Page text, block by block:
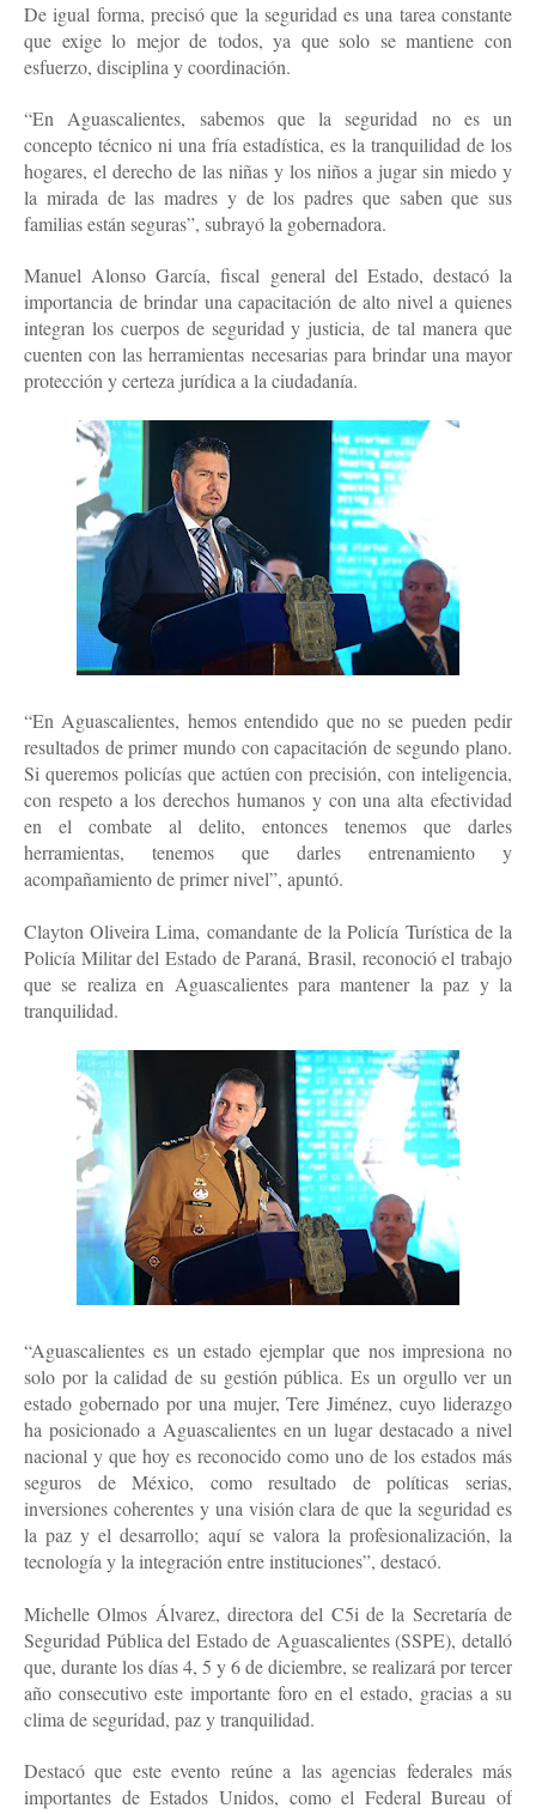
De igual forma, precisó que la seguridad es una tarea constante
que exige lo mejor de todos, ya que solo se mantiene con
esfuerzo, disciplina y coordinación.
“En Aguascalientes, sabemos que la seguridad no es un
concepto técnico ni una fría estadística, es la tranquilidad de los
hogares, el derecho de las niñas y los niños a jugar sin miedo y
la mirada de las madres y de los padres que saben que sus
familias están seguras”, subrayó la gobernadora.
Manuel Alonso García, fiscal general del Estado, destacó la
importancia de brindar una capacitación de alto nivel a quienes
integran los cuerpos de seguridad y justicia, de tal manera que
cuenten con las herramientas necesarias para brindar una mayor
protección y certeza jurídica a la ciudadanía.
“En Aguascalientes, hemos entendido que no se pueden pedir
resultados de primer mundo con capacitación de segundo plano.
Si queremos policías que actúen con precisión, con inteligencia,
con respeto a los derechos humanos y con una alta efectividad
en el combate al delito, entonces tenemos que darles
herramientas, tenemos que darles entrenamiento y
acompañamiento de primer nivel”, apuntó.
Clayton Oliveira Lima, comandante de la Policía Turística de la
Policía Militar del Estado de Paraná, Brasil, reconoció el trabajo
que se realiza en Aguascalientes para mantener la paz y la
tranquilidad.
“Aguascalientes es un estado ejemplar que nos impresiona no
solo por la calidad de su gestión pública. Es un orgullo ver un
estado gobernado por una mujer, Tere Jiménez, cuyo liderazgo
ha posicionado a Aguascalientes en un lugar destacado a nivel
nacional y que hoy es reconocido como uno de los estados más
seguros de México, como resultado de políticas serias,
inversiones coherentes y una visión clara de que la seguridad es
la paz y el desarrollo; aquí se valora la profesionalización, la
tecnología y la integración entre instituciones”, destacó.
Michelle Olmos Álvarez, directora del C5i de la Secretaría de
Seguridad Pública del Estado de Aguascalientes (SSPE), detalló
que, durante los días 4, 5 y 6 de diciembre, se realizará por tercer
año consecutivo este importante foro en el estado, gracias a su
clima de seguridad, paz y tranquilidad.
Destacó que este evento reúne a las agencias federales más
importantes de Estados Unidos, como el Federal Bureau of